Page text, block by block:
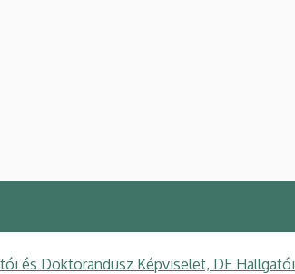
és Doktorandusz Képviselet, DE Hallgatói